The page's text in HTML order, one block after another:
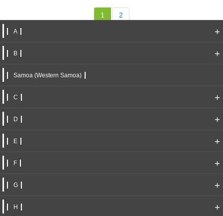
1 2
A +
B +
Samoa (Western Samoa)
C +
D +
E +
F +
G +
H +